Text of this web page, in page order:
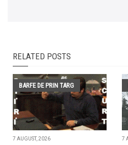
RELATED POSTS
BARFE DE PRIN TARG
7 AUGUST, 2026 7